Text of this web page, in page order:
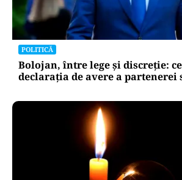
POLITICĂ
Bolojan, între lege și discreție:
declarația de avere a partenerei